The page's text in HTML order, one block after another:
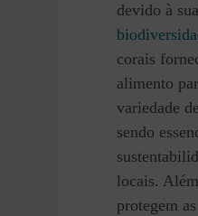
devido à
corais
alimento
variedade
sendo
locais.
protegem